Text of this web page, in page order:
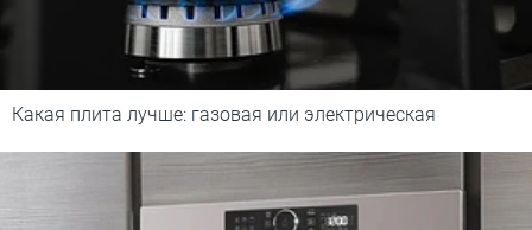
Какая плита лучше: газовая или электрическая